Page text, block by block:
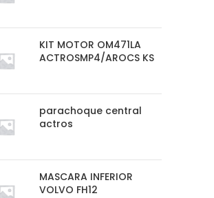
KIT MOTOR OM471LA
ACTROSMP4/AROCS KS
parachoque central
actros
MASCARA INFERIOR
VOLVO FH12